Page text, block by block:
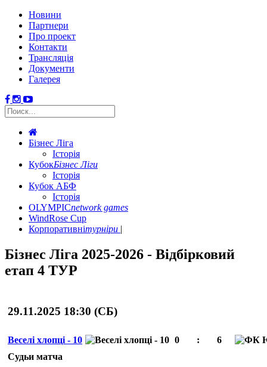
Новини
Партнери
Про проект
Контакти
Трансляція
Документи
Галерея
Бізнес Ліга
Історія
КубокБізнес Ліги
Історія
Кубок АБФ
Історія
OLYMPICnetwork games
WindRose Cup
Корпоративнітурніри
Бізнес Ліга 2025-2026 - Відбірковий
етап 4 ТУР
29.11.2025 18:30 (СБ)
Веселі хлопці - 10 0 :
6
Судьи матча